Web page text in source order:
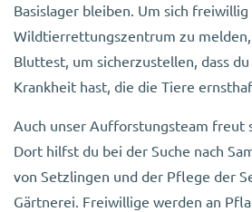
Basislager bleiben. Um sich
Wildtierrettungszentrum zu
Bluttest, um sicherzustellen, dass
Krankheit hast, die die Tiere
Auch unser Aufforstungsteam freut
Dort hilfst du bei der Suche nach
von Setzlingen und der Pflege der
Gärtnerei. Freiwillige werden an